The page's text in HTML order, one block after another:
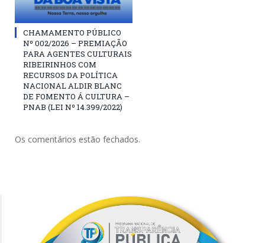
CHAMAMENTO PÚBLICO
Nº 002/2026 – PREMIAÇÃO
PARA AGENTES CULTURAIS
RIBEIRINHOS COM
RECURSOS DA POLÍTICA
NACIONAL ALDIR BLANC
DE FOMENTO Á CULTURA –
PNAB (LEI Nº 14.399/2022)
Os comentários estão fechados.